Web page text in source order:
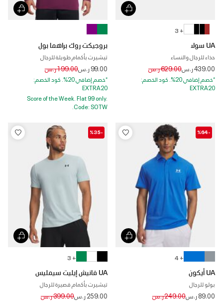
+ 3
UA سولا
حذاء للرجال والنساء
439.00 ر.س Price reduced from
629.00 ر.س to
*خصم إضافي 20%. كود الخصم:
EXTRA20
بروجيكت روك براهما بول
تيشيرت بأكمام طويلة للرجال
99.00 ر.س Price reduced from
199.00 ر.س to
*خصم إضافي 20%. كود الخصم:
EXTRA20
Score of the Week. Flat 99 only.
Code: SOTW.
-%64
+ 4
UA أيكون
بولو للرجال
89.00 ر.س Price reduced from
249.00 ر.س to
-%35
+ 3
UA فانيش إيليت سيمليس
تيشيرت بأكمام قصيرة للرجال
259.00 ر.س Price reduced from
399.00 ر.س to